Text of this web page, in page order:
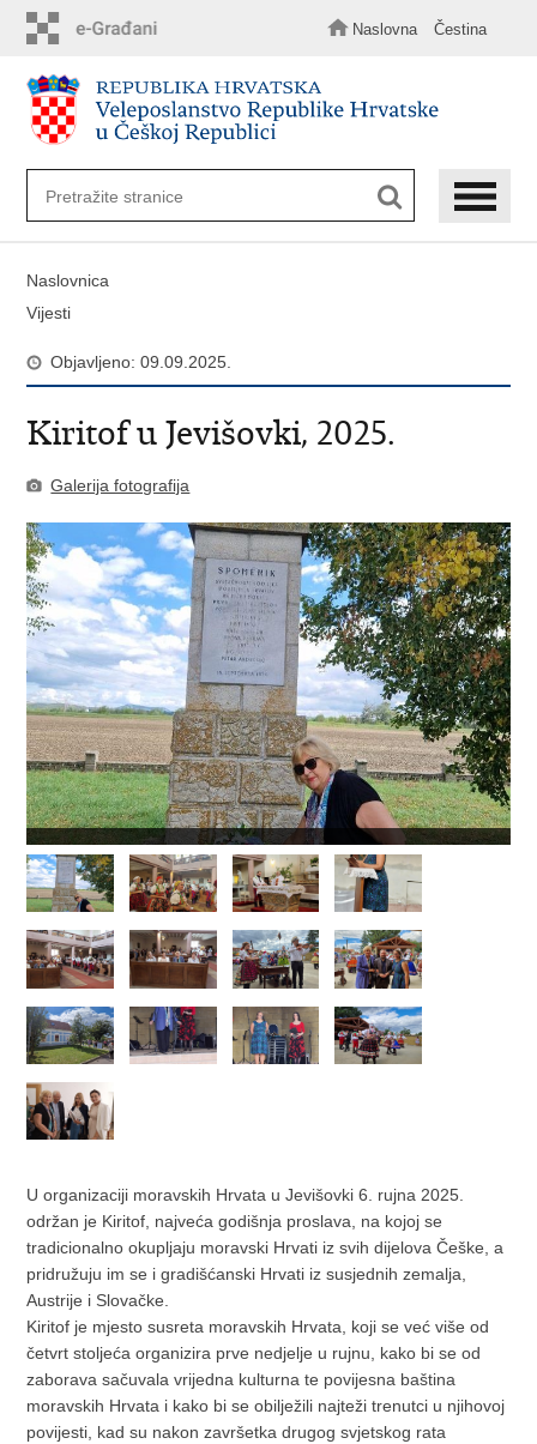
sadržaj
Naslovna Čestina
Naslovnica
Vijesti
Objavljeno: 09.09.2025.
Kiritof u Jevišovki, 2025.
Galerija fotografija
U organizaciji moravskih Hrvata u Jevišovki 6. rujna 2025.
održan je Kiritof, najveća godišnja proslava, na kojoj se
tradicionalno okupljaju moravski Hrvati iz svih dijelova Češke, a
pridružuju im se i gradišćanski Hrvati iz susjednih zemalja,
Austrije i Slovačke.
Kiritof je mjesto susreta moravskih Hrvata, koji se već više od
četvrt stoljeća organizira prve nedjelje u rujnu, kako bi se od
zaborava sačuvala vrijedna kulturna te povijesna baština
moravskih Hrvata i kako bi se obilježili najteži trenutci u njihovoj
povijesti, kad su nakon završetka drugog svjetskog rata